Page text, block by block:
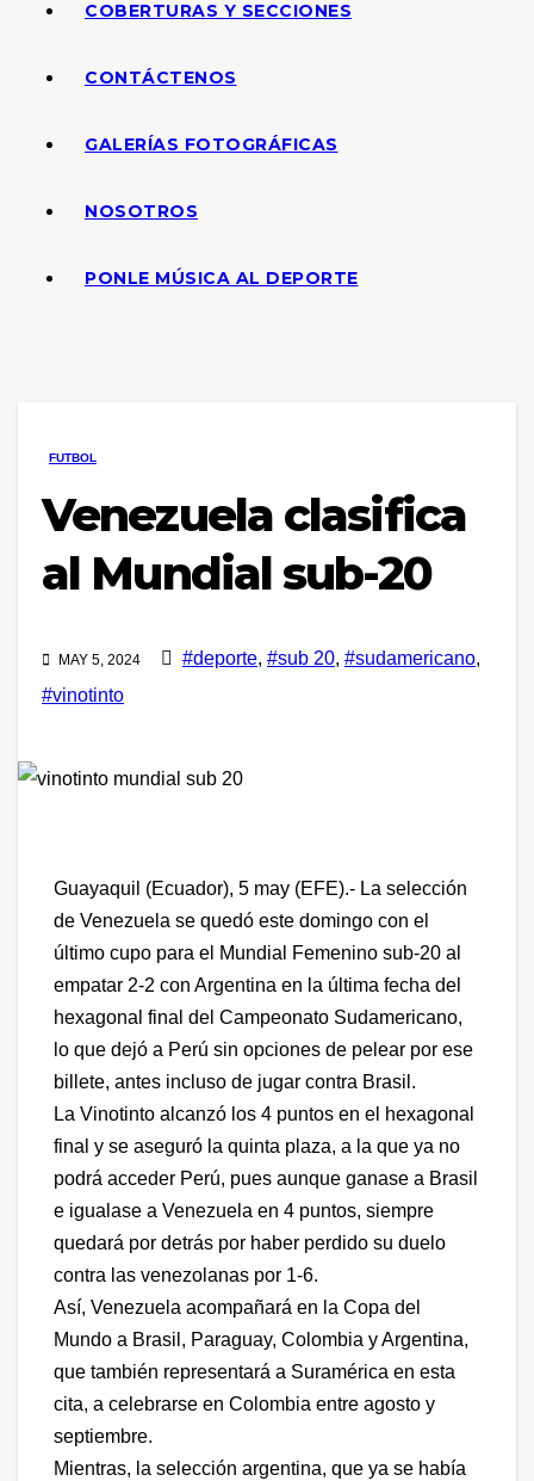
COBERTURAS Y SECCIONES
CONTÁCTENOS
GALERÍAS FOTOGRÁFICAS
NOSOTROS
PONLE MÚSICA AL DEPORTE
FUTBOL
Venezuela clasifica
al Mundial sub-20
MAY 5, 2024 #deporte, #sub 20, #sudamericano,
#vinotinto
Guayaquil (Ecuador), 5 may (EFE).- La selección
de Venezuela se quedó este domingo con el
último cupo para el Mundial Femenino sub-20 al
empatar 2-2 con Argentina en la última fecha del
hexagonal final del Campeonato Sudamericano,
lo que dejó a Perú sin opciones de pelear por ese
billete, antes incluso de jugar contra Brasil.
La Vinotinto alcanzó los 4 puntos en el hexagonal
final y se aseguró la quinta plaza, a la que ya no
podrá acceder Perú, pues aunque ganase a Brasil
e igualase a Venezuela en 4 puntos, siempre
quedará por detrás por haber perdido su duelo
contra las venezolanas por 1-6.
Así, Venezuela acompañará en la Copa del
Mundo a Brasil, Paraguay, Colombia y Argentina,
que también representará a Suramérica en esta
cita, a celebrarse en Colombia entre agosto y
septiembre.
Mientras, la selección argentina, que ya se había